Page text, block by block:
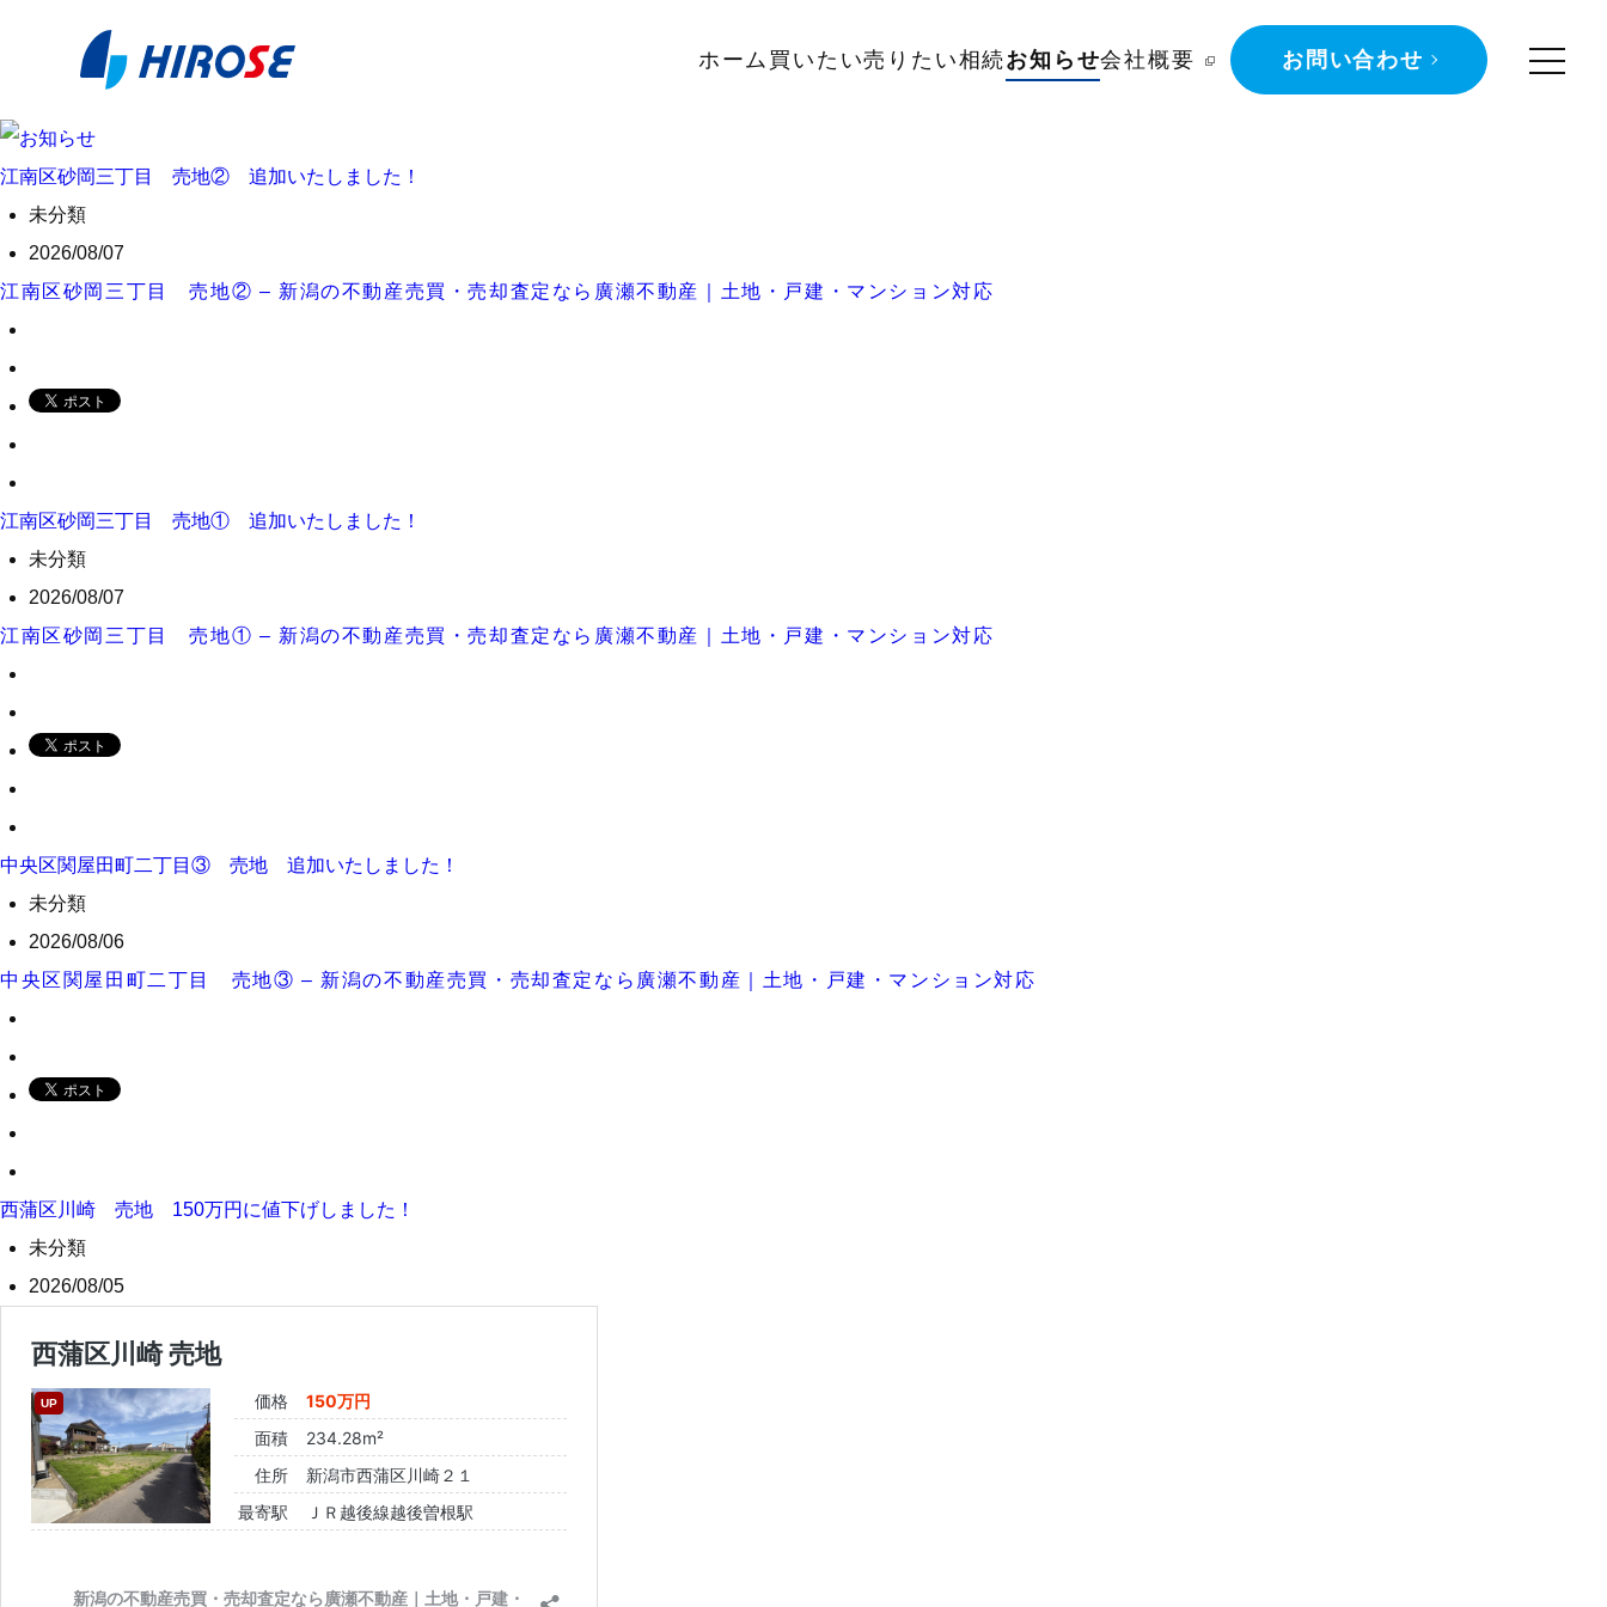
ホーム 買いたい売りたい相続お知らせ会社概要 お問い合わせ
江南区砂岡三丁目 売地② 追加いたしました！
未分類
2026/08/07
江南区砂岡三丁目 売地② – 新潟の不動産売買・売却査定なら廣瀬不動産｜土地・戸建・マンション対応
江南区砂岡三丁目 売地① 追加いたしました！
未分類
2026/08/07
江南区砂岡三丁目 売地① – 新潟の不動産売買・売却査定なら廣瀬不動産｜土地・戸建・マンション対応
中央区関屋田町二丁目③ 売地 追加いたしました！
未分類
2026/08/06
中央区関屋田町二丁目 売地③ – 新潟の不動産売買・売却査定なら廣瀬不動産｜土地・戸建・マンション対応
西蒲区川崎 売地 150万円に値下げしました！
未分類
2026/08/05